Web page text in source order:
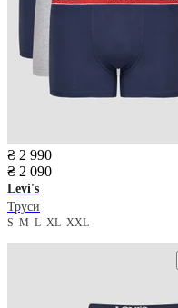
₴ 2 990
₴ 2 090
Levi's
Труси
S M L XL XXL